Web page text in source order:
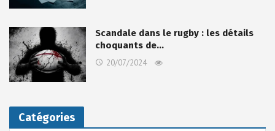
Scandale dans le rugby : les détails
choquants de…
20/07/2024
Catégories